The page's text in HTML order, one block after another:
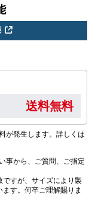
送料無料
が発生します。詳しくは
事から、ご質問、ご指定
すが、サイズにより製
す。何卒ご理解賜りま